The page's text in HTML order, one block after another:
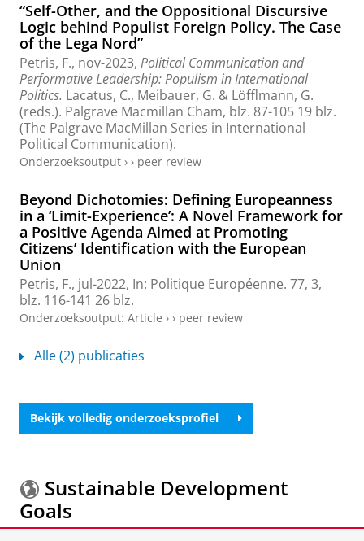
l
“Self-Other, and the Oppositional Discursive
Logic behind Populist Foreign Policy. The Case
of the Lega Nord”
Petris, F., nov-2023, Political Communication and
Performative Leadership: Populism in International
Politics. Lacatus, C., Meibauer, G. & Löfflmann, G.
(reds.). Palgrave Macmillan Cham, blz. 87-105 19 blz.
(The Palgrave MacMillan Series in International
Political Communication).
Onderzoeksoutput › › peer review
Beyond Dichotomies: Defining Europeanness
in a ‘Limit-Experience’: A Novel Framework for
a Positive Agenda Aimed at Promoting
Citizens’ Identification with the European
Union
Petris, F., jul-2022, In: Politique Européenne. 77, 3,
blz. 116-141 26 blz.
Onderzoeksoutput: Article › › peer review
Alle (2) publicaties
Bekijk volledig onderzoeksprofiel
Sustainable Development
Goals